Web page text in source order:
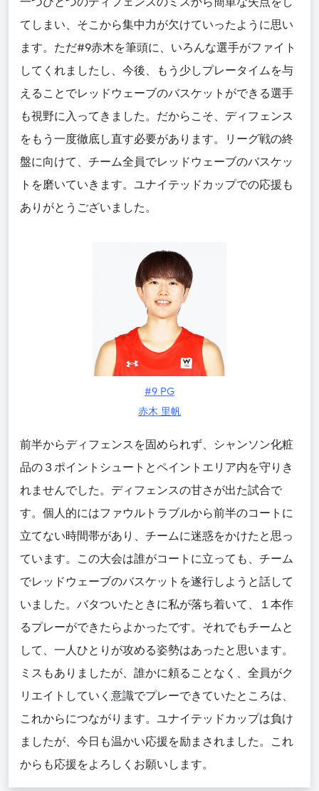
てしまい、そこから集中力が欠けていったように思い
ます。ただ#9赤木を筆頭に、いろんな選手がファイト
してくれましたし、今後、もう少しプレータイムを与
えることでレッドウェーブのバスケットができる選手
も視野に入ってきました。だからこそ、ディフェンス
をもう一度徹底し直す必要があります。リーグ戦の終
盤に向けて、チーム全員でレッドウェーブのバスケッ
トを磨いていきます。ユナイテッドカップでの応援も
ありがとうございました。
#9 PG
赤木 里帆
前半からディフェンスを固められず、シャンソン化粧
品の３ポイントシュートとペイントエリア内を守りき
れませんでした。ディフェンスの甘さが出た試合で
す。個人的にはファウルトラブルから前半のコートに
立てない時間帯があり、チームに迷惑をかけたと思っ
ています。この大会は誰がコートに立っても、チーム
でレッドウェーブのバスケットを遂行しようと話して
いました。バタついたときに私が落ち着いて、１本作
るプレーができたらよかったです。それでもチームと
して、一人ひとりが攻める姿勢はあったと思います。
ミスもありましたが、誰かに頼ることなく、全員がク
リエイトしていく意識でプレーできていたところは、
これからにつながります。ユナイテッドカップは負け
ましたが、今日も温かい応援を励まされました。これ
からも応援をよろしくお願いします。